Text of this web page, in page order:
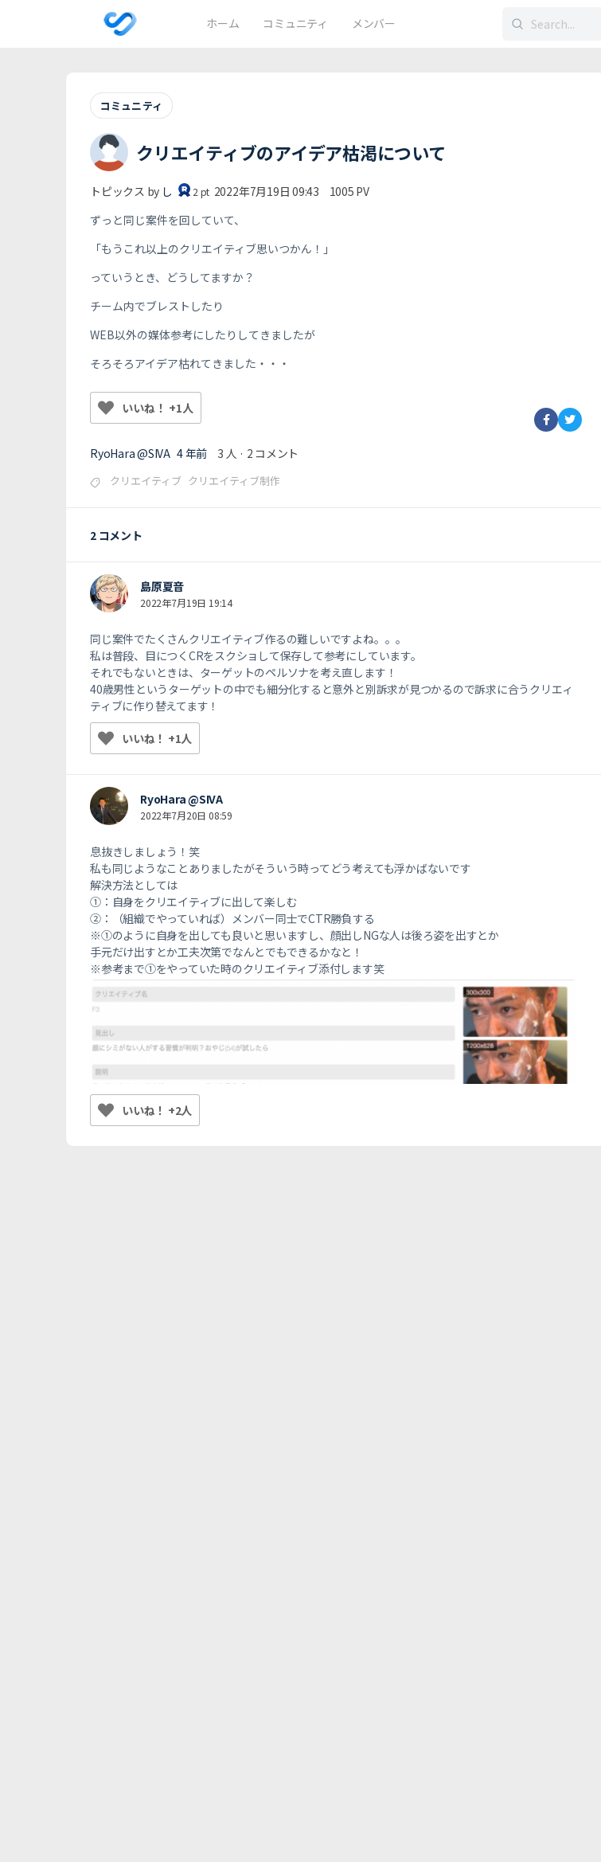
ホーム コミュニティ メンバー
検
コミュニティ
クリエイティブのアイデア枯渇について
トピックス by し 2pt 2022年7月19日 09:43 1005 PV
ずっと同じ案件を回していて、
「もうこれ以上のクリエイティブ思いつかん！」
っていうとき、どうしてますか？
チーム内でブレストしたり
WEB以外の媒体参考にしたりしてきましたが
そろそろアイデア枯れてきました・・・
いいね！ +1人
RyoHara @SIVA 4 年前 3 人 · 2 コメント
クリエイティブ クリエイティブ制作
2 コメント
島原夏音
2022年7月19日 19:14
同じ案件でたくさんクリエイティブ作るの難しいですよね。。。
私は普段、目につくCRをスクショして保存して参考にしています。
それでもないときは、ターゲットのペルソナを考え直します！
40歳男性というターゲットの中でも細分化すると意外と別訴求が見つかるので訴求に合うクリエィ
ティブに作り替えてます！
いいね！ +1人
RyoHara @SIVA
2022年7月20日 08:59
息抜きしましょう！笑
私も同じようなことありましたがそういう時ってどう考えても浮かばないです
解決方法としては
①：自身をクリエイティブに出して楽しむ
②：（組織でやっていれば）メンバー同士でCTR勝負する
※①のように自身を出しても良いと思いますし、顔出しNGな人は後ろ姿を出すとか
手元だけ出すとか工夫次第でなんとでもできるかなと！
※参考まで①をやっていた時のクリエイティブ添付します笑
いいね！ +2人